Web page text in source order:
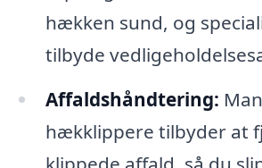
hækken sund, og
tilbyde
Affaldshåndtering:
hækklippere tilbyder at